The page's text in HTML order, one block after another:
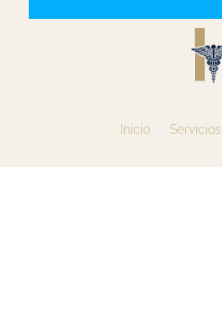
Inicio Servicios